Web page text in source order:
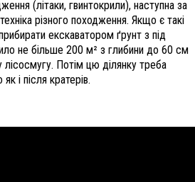
(літаки, гвинтокрили), наступна за
різного походження. Якщо є такі
екскаватором ґрунт з під
не більше 200 м² з глибини до 60 см
Потім цю ділянку треба
і після кратерів.